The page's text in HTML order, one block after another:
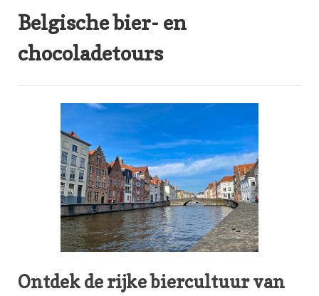
Belgische bier- en
chocoladetours
Ontdek de rijke biercultuur van